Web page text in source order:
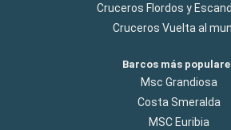
Cruceros Flordos y
Cruceros Vuelta al
Barcos más
Msc Grandiosa
Costa Smeralda
MSC Euribia